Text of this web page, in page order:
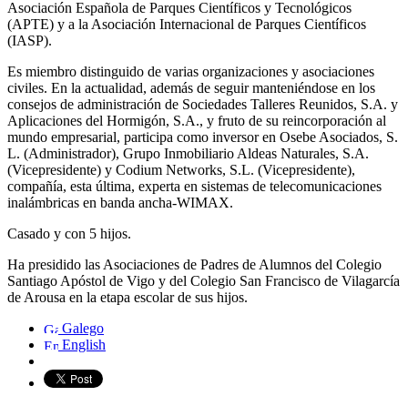
Asociación Española de Parques Científicos y Tecnológicos
(APTE) y a la Asociación Internacional de Parques Científicos
(IASP).
Es miembro distinguido de varias organizaciones y asociaciones
civiles. En la actualidad, además de seguir manteniéndose en los
consejos de administración de Sociedades Talleres Reunidos, S.A. y
Aplicaciones del Hormigón, S.A., y fruto de su reincorporación al
mundo empresarial, participa como inversor en Osebe Asociados, S.
L. (Administrador), Grupo Inmobiliario Aldeas Naturales, S.A.
(Vicepresidente) y Codium Networks, S.L. (Vicepresidente),
compañía, esta última, experta en sistemas de telecomunicaciones
inalámbricas en banda ancha-WIMAX.
Casado y con 5 hijos.
Ha presidido las Asociaciones de Padres de Alumnos del Colegio
Santiago Apóstol de Vigo y del Colegio San Francisco de Vilagarcía
de Arousa en la etapa escolar de sus hijos.
Galego
English